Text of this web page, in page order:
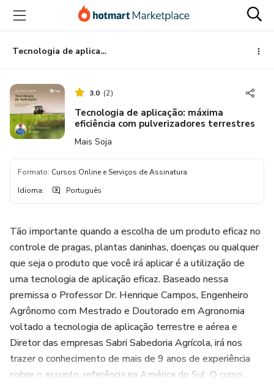
para
conteúdo
principal
para
pagamento
para
rodapé
Tecnologia de aplicação: máxima eficiência com pulverizadores terrestres
3.0 (2)
Tecnologia de aplicação: máxima
eficiência com pulverizadores terrestres
Mais Soja
Formato: Cursos Online e Serviços de Assinatura
Idioma: Português
Tão importante quando a escolha de um produto eficaz no
controle de pragas, plantas daninhas, doenças ou qualquer
que seja o produto que você irá aplicar é a utilização de
uma tecnologia de aplicação eficaz. Baseado nessa
premissa o Professor Dr. Henrique Campos, Engenheiro
Agrônomo com Mestrado e Doutorado em Agronomia
voltado a tecnologia de aplicação terrestre e aérea e
Diretor das empresas Sabri Sabedoria Agrícola, irá nos
trazer o conhecimento de mais de 9 anos de experiência
sobre o assunto, referência na América do Sul. O curso...